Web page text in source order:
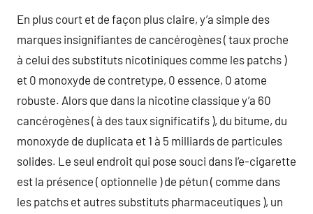
En plus court et de façon plus claire, y’a simple des
marques insignifiantes de cancérogènes ( taux proche
à celui des substituts nicotiniques comme les patchs )
et 0 monoxyde de contretype, 0 essence, 0 atome
robuste. Alors que dans la nicotine classique y’a 60
cancérogènes ( à des taux significatifs ), du bitume, du
monoxyde de duplicata et 1 à 5 milliards de particules
solides. Le seul endroit qui pose souci dans l’e-cigarette
est la présence ( optionnelle ) de pétun ( comme dans
les patchs et autres substituts pharmaceutiques ), un